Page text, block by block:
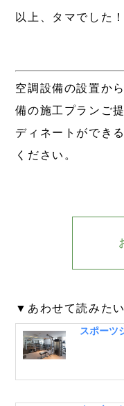
以上、タマでした！
空調設備の設置か
備の施工プランご
ディネートができ
ください。
▼あわせて読みたい
スポーツ